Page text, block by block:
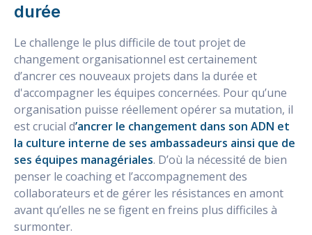
durée
Le challenge le plus difficile de tout projet de
changement organisationnel est certainement
d’ancrer ces nouveaux projets dans la durée et
d'accompagner les équipes concernées. Pour qu’une
organisation puisse réellement opérer sa mutation, il
est crucial d’ancrer le changement dans son ADN et
la culture interne de ses ambassadeurs ainsi que de
ses équipes managériales. D’où la nécessité de bien
penser le coaching et l’accompagnement des
collaborateurs et de gérer les résistances en amont
avant qu’elles ne se figent en freins plus difficiles à
surmonter.